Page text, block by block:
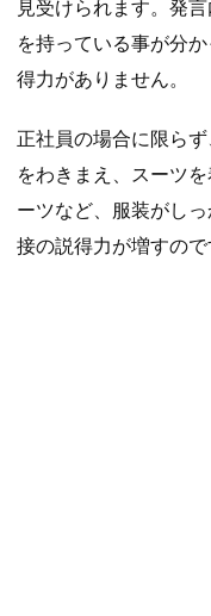
見受けられます。発
を持っている事が分
得力がありません。
正社員の場合に限ら
をわきまえ、スーツ
ーツなど、服装がし
接の説得力が増すので